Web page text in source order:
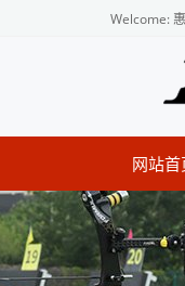
Welcome:
网站首